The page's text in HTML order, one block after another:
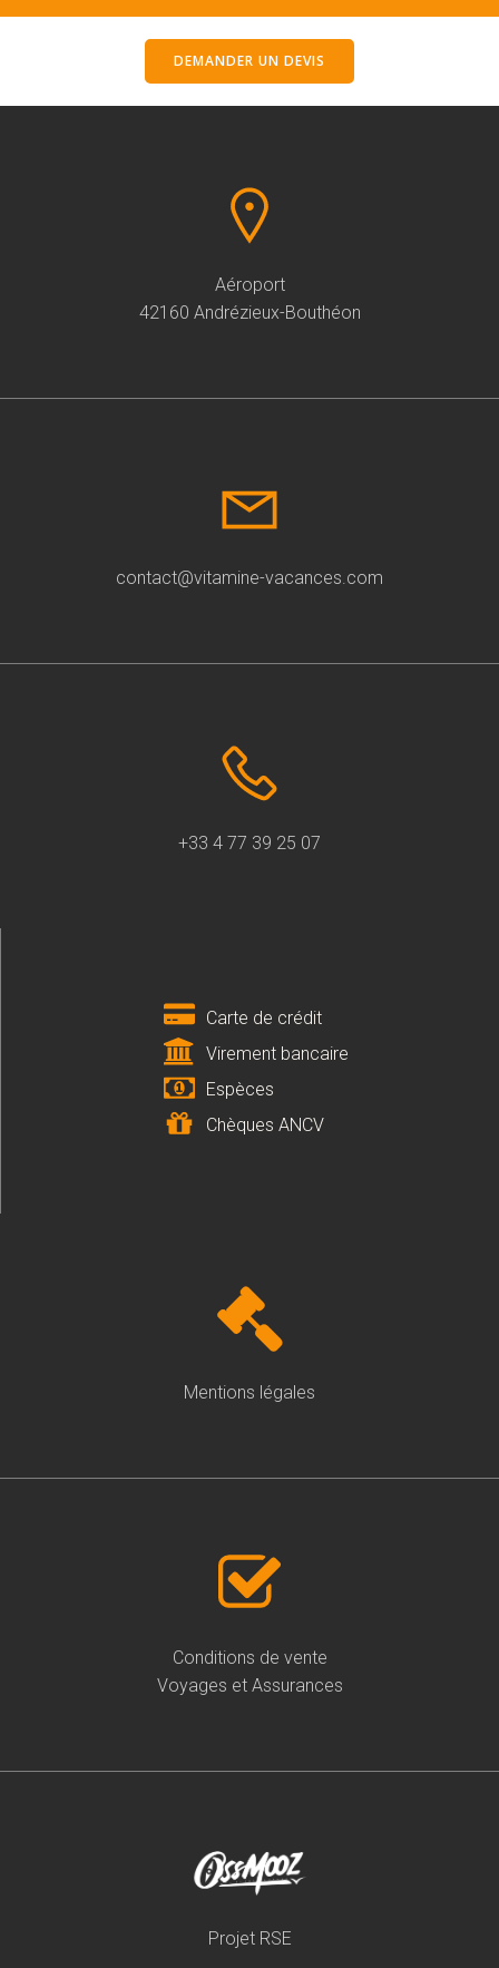
DEMANDER UN DEVIS
Aéroport
42160 Andrézieux-Bouthéon
contact@vitamine-vacances.com
+33 4 77 39 25 07
Carte de crédit
Virement bancaire
Espèces
Chèques ANCV
Mentions légales
Conditions de vente
Voyages et Assurances
Projet RSE